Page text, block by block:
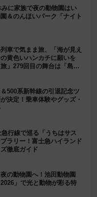
みに家族で夜の動物園はい
＆のんほいパーク「ナイト
車で気まま旅、「海が見え
黄色いハンカチに願いを
旅」279回目の舞台は「島原
500系新幹線の引退記念ツ
決定！乗車体験やグッズ・
急行線で巡る「うちはサス
ラリー！富士急ハイランド
徹底ガイド
夜の動物園へ！池田動物園
2026」で光と動物が彩る特